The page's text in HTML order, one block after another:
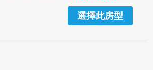
選擇此房型